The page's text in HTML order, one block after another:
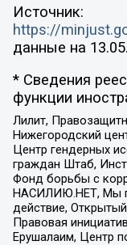
Источник:
https://
данные на
* Сведения
функции
Лилит,
Нижегородский
Центр гендерных
граждан Штаб,
Фонд борьбы с
НАСИЛИЮ.НЕТ, Мы
действие,
Правовая
Ерушалаим, Центр